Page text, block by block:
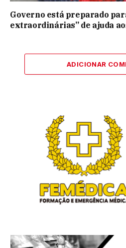
Governo está preparado
extraordinárias” de ajuda
ADICIONAR